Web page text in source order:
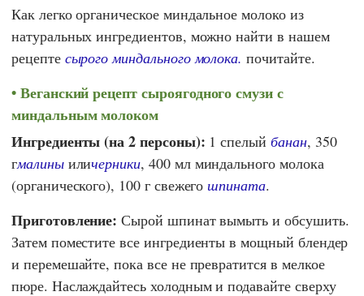
Как легко органическое миндальное молоко из
натуральных ингредиентов, можно найти в нашем
рецепте сырого миндального молока. почитайте.
Веганский рецепт сыроягодного смузи с
миндальным молоком
Ингредиенты (на 2 персоны): 1 спелыйбанан, 350
гмалиныиличерники, 400 мл миндального молока
(органического), 100 г свежего шпината.
Приготовление: Сырой шпинат вымыть и обсушить.
Затем поместите все ингредиенты в мощный блендер
и перемешайте, пока все не превратится в мелкое
пюре. Наслаждайтесь холодным и подавайте сверху